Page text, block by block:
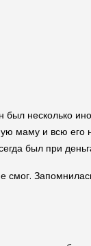
несколько
маму и всю
был при